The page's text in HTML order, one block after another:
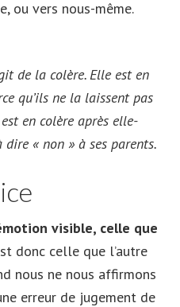
ou vers nous-même.
de la colère. Elle est en
qu’ils ne la laissent pas
en colère après elle-
dire « non » à ses parents.
visible, celle que
donc celle que l’autre
nous ne nous affirmons
erreur de jugement de